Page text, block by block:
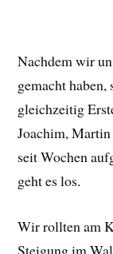
Nachdem wir
gemacht
gleichzeitig
Joachim,
seit Wochen
geht es los.
Wir rollten am
Steigung im